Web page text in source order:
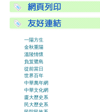
一陽方生
金秋重陽
溫陵情懷
負笈鷺島
從前當日
世界百年
中華萬年網
中華文化網
廈大歷史系
民大歷史系